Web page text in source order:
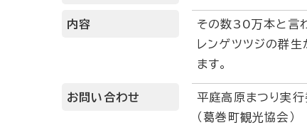
内容
その数30万本と言
レンゲツツジの群
ます。
お問い合わせ
平庭高原まつり実行
（葛巻町観光協会）